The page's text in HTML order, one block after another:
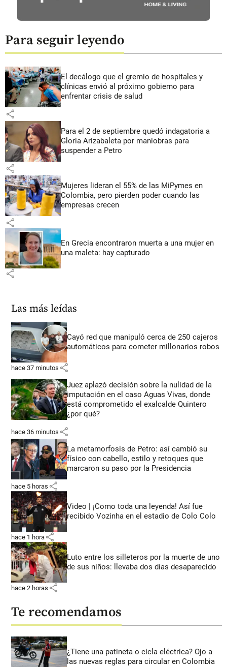
Para seguir leyendo
El decálogo que el gremio de hospitales y
clínicas envió al próximo gobierno para
enfrentar crisis de salud
share
Para el 2 de septiembre quedó indagatoria a
Gloria Arizabaleta por maniobras para
suspender a Petro
share
Mujeres lideran el 55% de las MiPymes en
Colombia, pero pierden poder cuando las
empresas crecen
share
En Grecia encontraron muerta a una mujer en
una maleta: hay capturado
share
Las más leídas
Cayó red que manipuló cerca de 250 cajeros
automáticos para cometer millonarios robos
hace 37 minutos share
Juez aplazó decisión sobre la nulidad de la
imputación en el caso Aguas Vivas, donde
está comprometido el exalcalde Quintero
¿por qué?
hace 36 minutos share
La metamorfosis de Petro: así cambió su
físico con cabello, estilo y retoques que
marcaron su paso por la Presidencia
hace 5 horas share
Video | ¡Como toda una leyenda! Así fue
recibido Vozinha en el estadio de Colo Colo
hace 1 hora share
Luto entre los silleteros por la muerte de uno
de sus niños: llevaba dos días desaparecido
hace 2 horas share
Te recomendamos
¿Tiene una patineta o cicla eléctrica? Ojo a
las nuevas reglas para circular en Colombia